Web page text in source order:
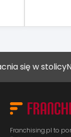
w stolicyNowa
Franchising.pl to